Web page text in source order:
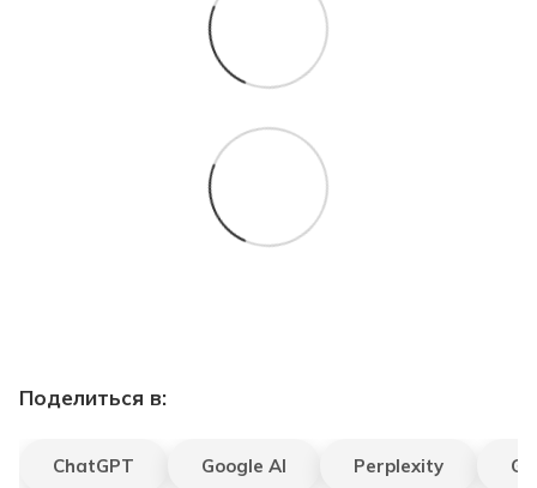
Поделиться в:
ChatGPT Google AI Perplexity